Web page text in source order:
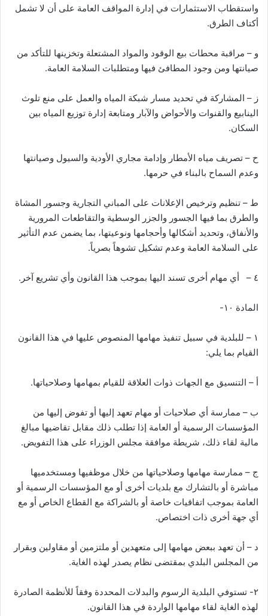
واستقطاب الاستثمارات في إدارة المواقف العامة على أن لا تشمل
أكتاف الطرق.
و – مراقبة محطات بيع الوقود والمواد المشتعلة وتخزينها للتأكد من
صيانتها ومن وجود المطافئ فيها ومتطلبات السلامة العامة.
ز – المشاركة في تحديد مسار شبكة المياه والعمل على منع تلوث
الينابيع والقنوات والأحواض والآبار ومتابعة إدارة توزيع المياه بين
السكان.
ح – تصريف مياه الأمطار وإدامة مجاري الأودية والسيول وصيانتها
وعدم السماح بالبناء في حرمها.
ط – تنظيم وترخيص الإعلانات على المباني التجارية وجسور المشاة
والطرق بما فيها الجسور والجزر الوسطية والتقاطعات المرورية
والأنفاق، وتحديد أشكالها وأحجامها ونوعيتها، بما يضمن عدم التأثير
على السلامة العامة وعدم تشكيل تشوهاً بصرياً.
٤ – أي مهام أخرى تسند اليها بموجب هذا القانون وأي تشريع آخر.
المادة ١٠-
١ – للبلدية في سبيل تنفيذ مهامها المنصوص عليها في هذا القانون
القيام بما يلي:
أ – التنسيق مع الجهات ذوات العلاقة للقيام بمهامها وصلاحياتها.
ب – ممارسة أي صلاحيات أو مهام تعهد إليها أو تفوض إليها من
المؤسسات الرسمية أو العامة إذا تطلب ذلك مقابل تقاضيها مبالغ
مالية لقاء ذلك، شريطة موافقة مجلس الوزراء على هذا التفويض.
ج – ممارسة مهامها وصلاحياتها من خلال موظفيها ومستخدميها
مباشرة أو بالتشارك مع بلديات أخرى أو مع المؤسسات الرسمية أو
العامة بموجب اتفاقيات خاصة أو بالشراكة مع القطاع الخاص أو مع
أي جهة أخرى ذات اختصاص.
د – أن تعهد ببعض مهامها إلى متعهدين أو ملتزمين أو مقاولين وبقرار
من المجلس البلدي بمقتضى نظام يصدر لهذه الغاية.
٢- تستوفي البلدية الرسوم والبدلات المحددة وفقاً للأنظمة الصادرة
لهذه الغاية لقاء مهامها الواردة في هذا القانون.